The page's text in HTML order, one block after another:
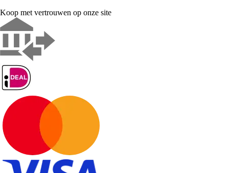
Koop met vertrouwen op onze site